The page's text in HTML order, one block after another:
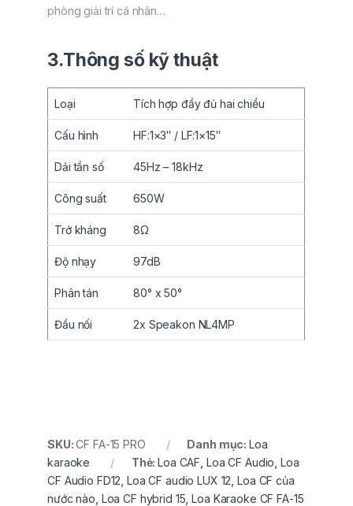
phòng giải trí cá nhân…
3.Thông số kỹ thuật
Loại Tích hợp đầy đủ hai chiều
Cấu hình HF:1×3″ / LF:1×15″
Dải tần số 45Hz – 18kHz
Công suất 650W
Trở kháng 8Ω
Độ nhạy 97dB
Phân tán 80° x 50°
Đầu nối 2x Speakon NL4MP
SKU:CF FA-15 PRO Danh mục:Loa
karaoke
Thẻ:Loa CAF Loa CF Audio Loa
CF Audio FD12 Loa CF audio LUX 12 ,Loa CF của
nước nào Loa CF hybrid 15 ,Loa Karaoke CF FA-15